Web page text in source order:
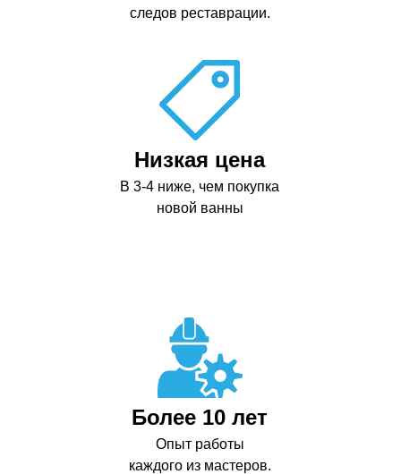
следов реставрации.
Низкая цена
В 3-4 ниже, чем покупка
новой ванны
Более 10 лет
Опыт работы
каждого из мастеров.